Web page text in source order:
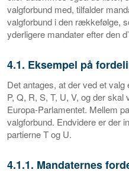
valgforbund med, tilfalder
valgforbund i den rækkefølge,
yderligere mandater efter den
4.1. Eksempel på
Det antages, at der ved et
P, Q, R, S, T, U, V, og der
Europa-Parlamentet. Mellem
valgforbund. Endvidere er der
partierne T og U.
4.1.1. Mandaternes